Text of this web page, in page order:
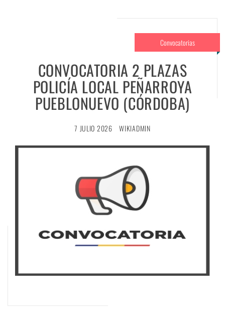
Convocatorias
CONVOCATORIA 2 PLAZAS
POLICÍA LOCAL PEÑARROYA
PUEBLONUEVO (CÓRDOBA)
7 JULIO 2026 WIKIADMIN